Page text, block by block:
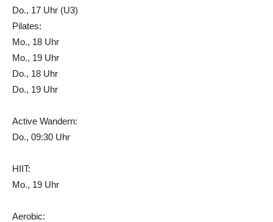
Do., 17 Uhr (U3)
Pilates:
Mo., 18 Uhr
Mo., 19 Uhr
Do., 18 Uhr
Do., 19 Uhr
Active Wandern:
Do., 09:30 Uhr
HIIT:
Mo., 19 Uhr
Aerobic: